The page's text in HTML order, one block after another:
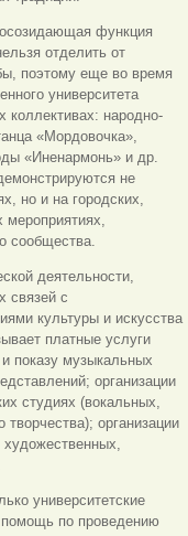
функция
отделить от
поэтому еще во время
университета
коллективах: народно-
«Мордовочка»,
«Иненармонь» и др.
не
но и на городских,
мероприятиях,
сообщества.
деятельности,
связей с
культуры и искусства
платные услуги
показу музыкальных
организации
студиях (вокальных,
творчества); организации
университетские
помощь по проведению